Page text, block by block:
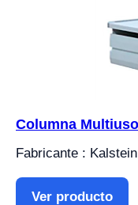
Columna
Fabricante : Kalstein
Ver producto